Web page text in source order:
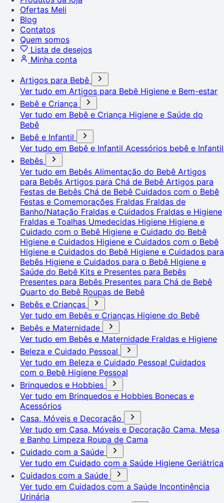
Ofertas Meli
Blog
Contatos
Quem somos
Lista de desejos
Minha conta
Artigos para Bebê
Ver tudo em Artigos para Bebê Higiene e Bem-estar
Bebê e Criança
Ver tudo em Bebê e Criança Higiene e Saúde do
Bebê
Bebê e Infantil
Ver tudo em Bebê e Infantil Acessórios bebê e Infantil
Bebês
Ver tudo em Bebês Alimentação do Bebê Artigos
para Bebês Artigos para Chá de Bebê Artigos para
Festas de Bebês Chá de Bebê Cuidados com o Bebê
Festas e Comemorações Fraldas Fraldas de
Banho/Natação Fraldas e Cuidados Fraldas e Higiene
Fraldas e Toalhas Umedecidas Higiene Higiene e
Cuidado com o Bebê Higiene e Cuidado do Bebê
Higiene e Cuidados Higiene e Cuidados com o Bebê
Higiene e Cuidados do Bebê Higiene e Cuidados para
Bebês Higiene e Cuidados para o Bebê Higiene e
Saúde do Bebê Kits e Presentes para Bebês
Presentes para Bebês Presentes para Chá de Bebê
Quarto do Bebê Roupas de Bebê
Bebês e Crianças
Ver tudo em Bebês e Crianças Higiene do Bebê
Bebês e Maternidade
Ver tudo em Bebês e Maternidade Fraldas e Higiene
Beleza e Cuidado Pessoal
Ver tudo em Beleza e Cuidado Pessoal Cuidados
com o Bebê Higiene Pessoal
Brinquedos e Hobbies
Ver tudo em Brinquedos e Hobbies Bonecas e
Acessórios
Casa, Móveis e Decoração
Ver tudo em Casa, Móveis e Decoração Cama, Mesa
e Banho Limpeza Roupa de Cama
Cuidado com a Saúde
Ver tudo em Cuidado com a Saúde Higiene Geriátrica
Cuidados com a Saúde
Ver tudo em Cuidados com a Saúde Incontinência
Urinária